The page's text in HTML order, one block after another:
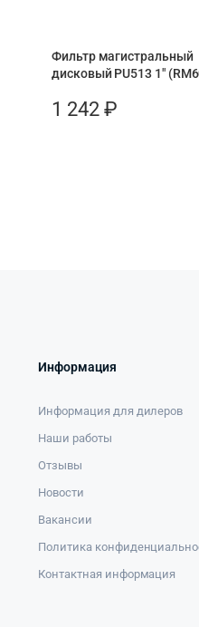
Фильтр магистральный
дисковый PU513 1″
1 242 ₽
Информация
Информация для дилеров
Наши работы
Отзывы
Новости
Вакансии
Политика
Контактная информация